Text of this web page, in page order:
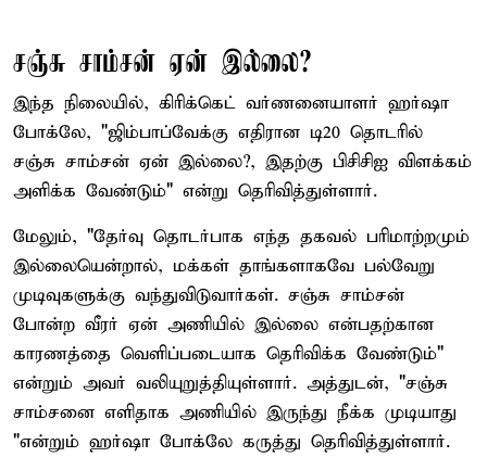
சஞ்சு சாம்சன் ஏன் இல்லை?
இந்த நிலையில், கிரிக்கெட் வர்ணனையாளர் ஹர்ஷா
போக்லே, "ஜிம்பாப்வேக்கு எதிரான டி20 தொடரில்
சஞ்சு சாம்சன் ஏன் இல்லை?, இதற்கு பிசிசிஐ விளக்கம்
அளிக்க வேண்டும்" என்று தெரிவித்துள்ளார்.
மேலும், "தேர்வு தொடர்பாக எந்த தகவல் பரிமாற்றமும்
இல்லையென்றால், மக்கள் தாங்களாகவே பல்வேறு
முடிவுகளுக்கு வந்துவிடுவார்கள். சஞ்சு சாம்சன்
போன்ற வீரர் ஏன் அணியில் இல்லை என்பதற்கான
காரணத்தை வெளிப்படையாக தெரிவிக்க வேண்டும்"
என்றும் அவர் வலியுறுத்தியுள்ளார். அத்துடன், "சஞ்சு
சாம்சனை எளிதாக அணியில் இருந்து நீக்க முடியாது
"என்றும் ஹர்ஷா போக்லே கருத்து தெரிவித்துள்ளார்.